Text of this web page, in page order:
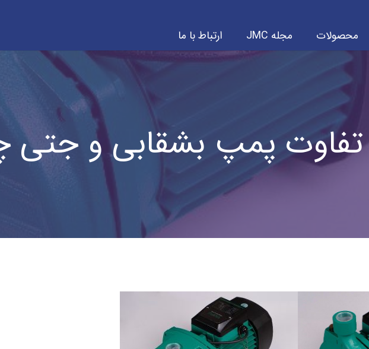
محصولات مجله JMC ارتباط با ما
تفاوت پمپ بشقابی و